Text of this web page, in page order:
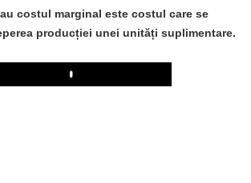
costul marginal este costul care se
producției unei unități suplimentare.
Play